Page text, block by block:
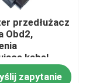
przedłużacz
Obd2,
kabel
Obdii
zapytanie